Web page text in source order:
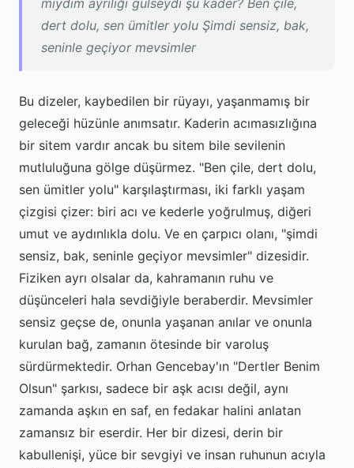
miydim ayrılığı gülseydi şu kader? Ben çile,
dert dolu, sen ümitler yolu Şimdi sensiz, bak,
seninle geçiyor mevsimler
Bu dizeler, kaybedilen bir rüyayı, yaşanmamış bir
geleceği hüzünle anımsatır. Kaderin acımasızlığına
bir sitem vardır ancak bu sitem bile sevilenin
mutluluğuna gölge düşürmez. "Ben çile, dert dolu,
sen ümitler yolu" karşılaştırması, iki farklı yaşam
çizgisi çizer: biri acı ve kederle yoğrulmuş, diğeri
umut ve aydınlıkla dolu. Ve en çarpıcı olanı, "şimdi
sensiz, bak, seninle geçiyor mevsimler" dizesidir.
Fiziken ayrı olsalar da, kahramanın ruhu ve
düşünceleri hala sevdiğiyle beraberdir. Mevsimler
sensiz geçse de, onunla yaşanan anılar ve onunla
kurulan bağ, zamanın ötesinde bir varoluş
sürdürmektedir. Orhan Gencebay'ın "Dertler Benim
Olsun" şarkısı, sadece bir aşk acısı değil, aynı
zamanda aşkın en saf, en fedakar halini anlatan
zamansız bir eserdir. Her bir dizesi, derin bir
kabullenişi, yüce bir sevgiyi ve insan ruhunun acıyla